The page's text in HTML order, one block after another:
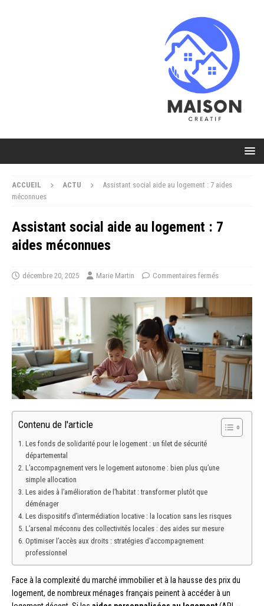
ACCUEIL ACTU
Assistant social aide au logement : 7 aides
méconnues
Assistant social aide au logement : 7
aides méconnues
décembre 20, 2025 Marie Martin Commentaires fermés
Contenu de l'article
Les fonds de solidarité pour le logement : un filet de sécurité
départemental
L’accompagnement vers le logement autonome : bien plus qu’une
simple allocation
Les aides à l’amélioration de l’habitat : transformer plutôt que
déménager
Les dispositifs d’intermédiation locative : la location sans les risques
L’arsenal méconnu des collectivités locales : des aides sur mesure
Optimiser l’accès aux droits : stratégies d’accompagnement
professionnel
Face à la complexité du marché immobilier et à la hausse des prix du
logement, de nombreux ménages français peinent à accéder à un